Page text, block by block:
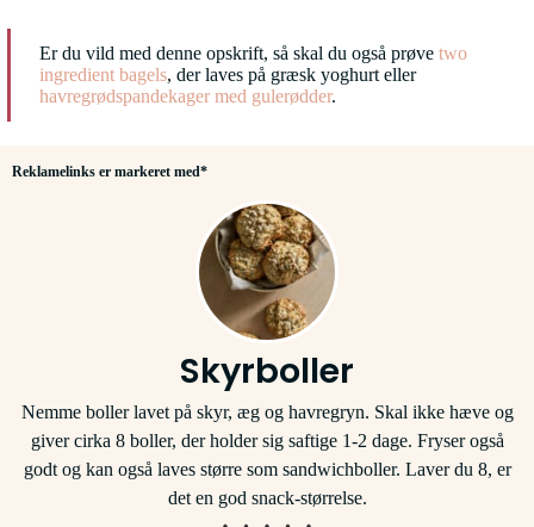
Er du vild med denne opskrift, så skal du også prøve two
ingredient bagels, der laves på græsk yoghurt eller
havregrødspandekager med gulerødder.
Reklamelinks er markeret med*
Skyrboller
Nemme boller lavet på skyr, æg og havregryn. Skal ikke hæve og
giver cirka 8 boller, der holder sig saftige 1-2 dage. Fryser også
godt og kan også laves større som sandwichboller. Laver du 8, er
det en god snack-størrelse.